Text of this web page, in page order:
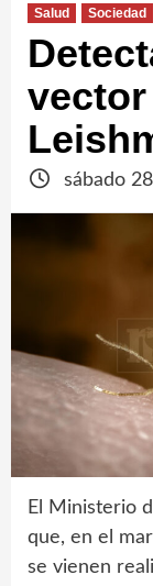
Salud Sociedad
sábado
El Ministerio
que, en el
se vienen